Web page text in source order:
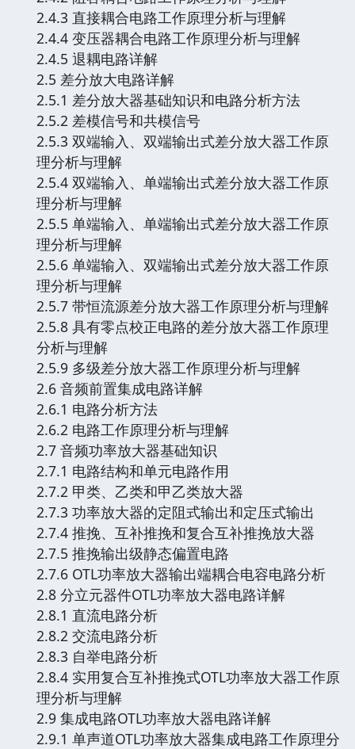
2.4.3 直接耦合电路工作原理分析与理解
2.4.4 变压器耦合电路工作原理分析与理解
2.4.5 退耦电路详解
2.5 差分放大电路详解
2.5.1 差分放大器基础知识和电路分析方法
2.5.2 差模信号和共模信号
2.5.3 双端输入、双端输出式差分放大器工作原
理分析与理解
2.5.4 双端输入、单端输出式差分放大器工作原
理分析与理解
2.5.5 单端输入、单端输出式差分放大器工作原
理分析与理解
2.5.6 单端输入、双端输出式差分放大器工作原
理分析与理解
2.5.7 带恒流源差分放大器工作原理分析与理解
2.5.8 具有零点校正电路的差分放大器工作原理
分析与理解
2.5.9 多级差分放大器工作原理分析与理解
2.6 音频前置集成电路详解
2.6.1 电路分析方法
2.6.2 电路工作原理分析与理解
2.7 音频功率放大器基础知识
2.7.1 电路结构和单元电路作用
2.7.2 甲类、乙类和甲乙类放大器
2.7.3 功率放大器的定阻式输出和定压式输出
2.7.4 推挽、互补推挽和复合互补推挽放大器
2.7.5 推挽输出级静态偏置电路
2.7.6 OTL功率放大器输出端耦合电容电路分析
2.8 分立元器件OTL功率放大器电路详解
2.8.1 直流电路分析
2.8.2 交流电路分析
2.8.3 自举电路分析
2.8.4 实用复合互补推挽式OTL功率放大器工作原
理分析与理解
2.9 集成电路OTL功率放大器电路详解
2.9.1 单声道OTL功率放大器集成电路工作原理分